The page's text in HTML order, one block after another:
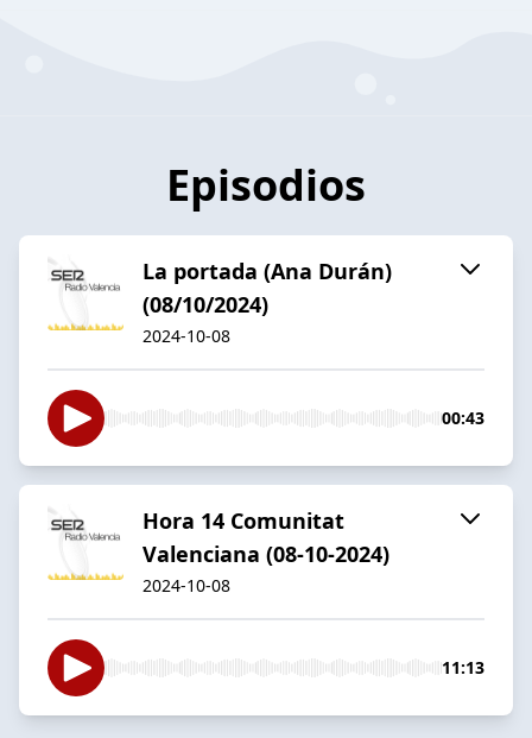
Episodios
La portada (Ana Durán)
(08/10/2024)
2024-10-08
00:43
Hora 14 Comunitat
Valenciana (08-10-2024)
2024-10-08
11:13